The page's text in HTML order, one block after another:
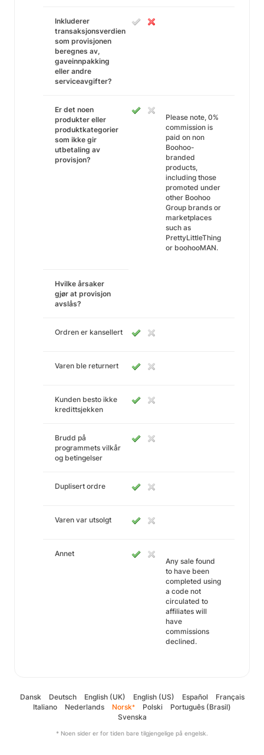
Inkluderer
transaksjonsverdien
som provisjonen
beregnes av,
gaveinnpakking
eller andre
serviceavgifter?
Er det noen
produkter eller
produktkategorier
som ikke gir
utbetaling av
provisjon?
Please note, 0%
commission is
paid on non
Boohoo-
branded
products,
including those
promoted under
other Boohoo
Group brands or
marketplaces
such as
PrettyLittleThing
or boohooMAN.
Hvilke årsaker
gjør at provisjon
avslås?
Ordren er kansellert
Varen ble returnert
Kunden besto ikke
kredittsjekken
Brudd på
programmets vilkår
og betingelser
Duplisert ordre
Varen var utsolgt
Annet
Any sale found
to have been
completed using
a code not
circulated to
affiliates will
have
commissions
declined.
Dansk Deutsch English (UK) English (US) Español
Français
Italiano
Nederlands Norsk* Polski
Português (Brasil)
Svenska
* Noen sider er for tiden bare tilgjengelige på engelsk.